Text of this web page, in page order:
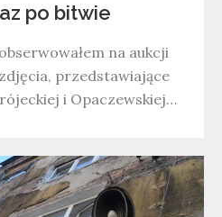
po bitwie
na aukcji
przedstawiające
i Opaczewskiej…